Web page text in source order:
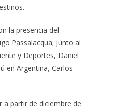
la presencia del
Passalacqua; junto al
y Deportes, Daniel
en Argentina, Carlos
a partir de diciembre de